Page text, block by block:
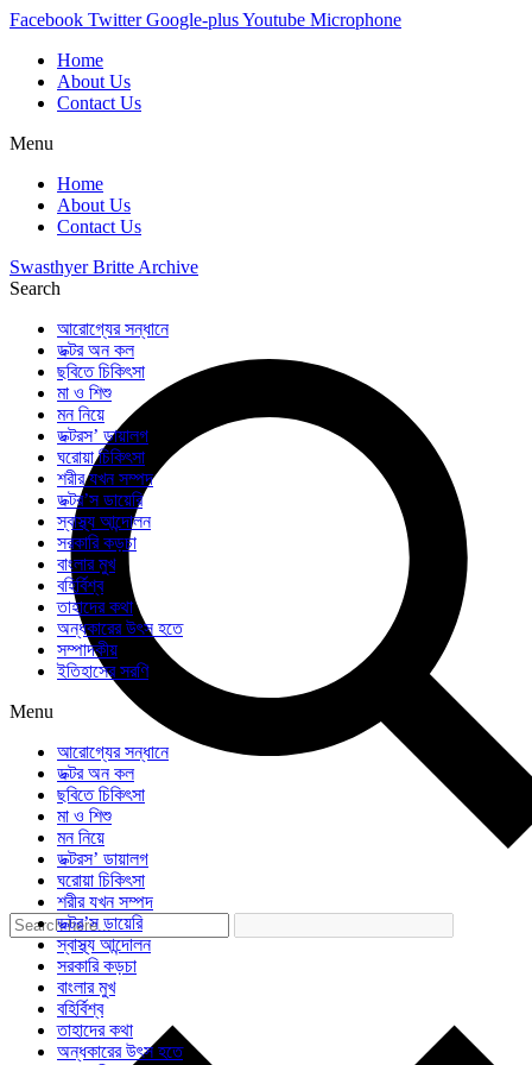
Skip
content
Facebook Twitter Google-plusYoutube Microphone
Home
About Us
Contact Us
Menu
Home
About Us
Contact Us
Swasthyer Britte Archive
Search
আরোগ্যের সন্ধানে
ডক্টর অন কল
ছবিতে চিকিৎসা
মা ও শিশু
মন নিয়ে
ডক্টরস’ ডায়ালগ
ঘরোয়া চিকিৎসা
শরীর যখন সম্পদ
ডক্টর’স ডায়েরি
স্বাস্থ্য আন্দোলন
সরকারি কড়চা
বাংলার মুখ
বহির্বিশ্ব
তাহাদের কথা
অন্ধকারের উৎস হতে
সম্পাদকীয়
ইতিহাসের সরণি
Menu
আরোগ্যের সন্ধানে
ডক্টর অন কল
ছবিতে চিকিৎসা
মা ও শিশু
মন নিয়ে
ডক্টরস’ ডায়ালগ
ঘরোয়া চিকিৎসা
শরীর যখন সম্পদ
ডক্টর’স ডায়েরি
স্বাস্থ্য আন্দোলন
সরকারি কড়চা
বাংলার মুখ
বহির্বিশ্ব
তাহাদের কথা
অন্ধকারের উৎস হতে